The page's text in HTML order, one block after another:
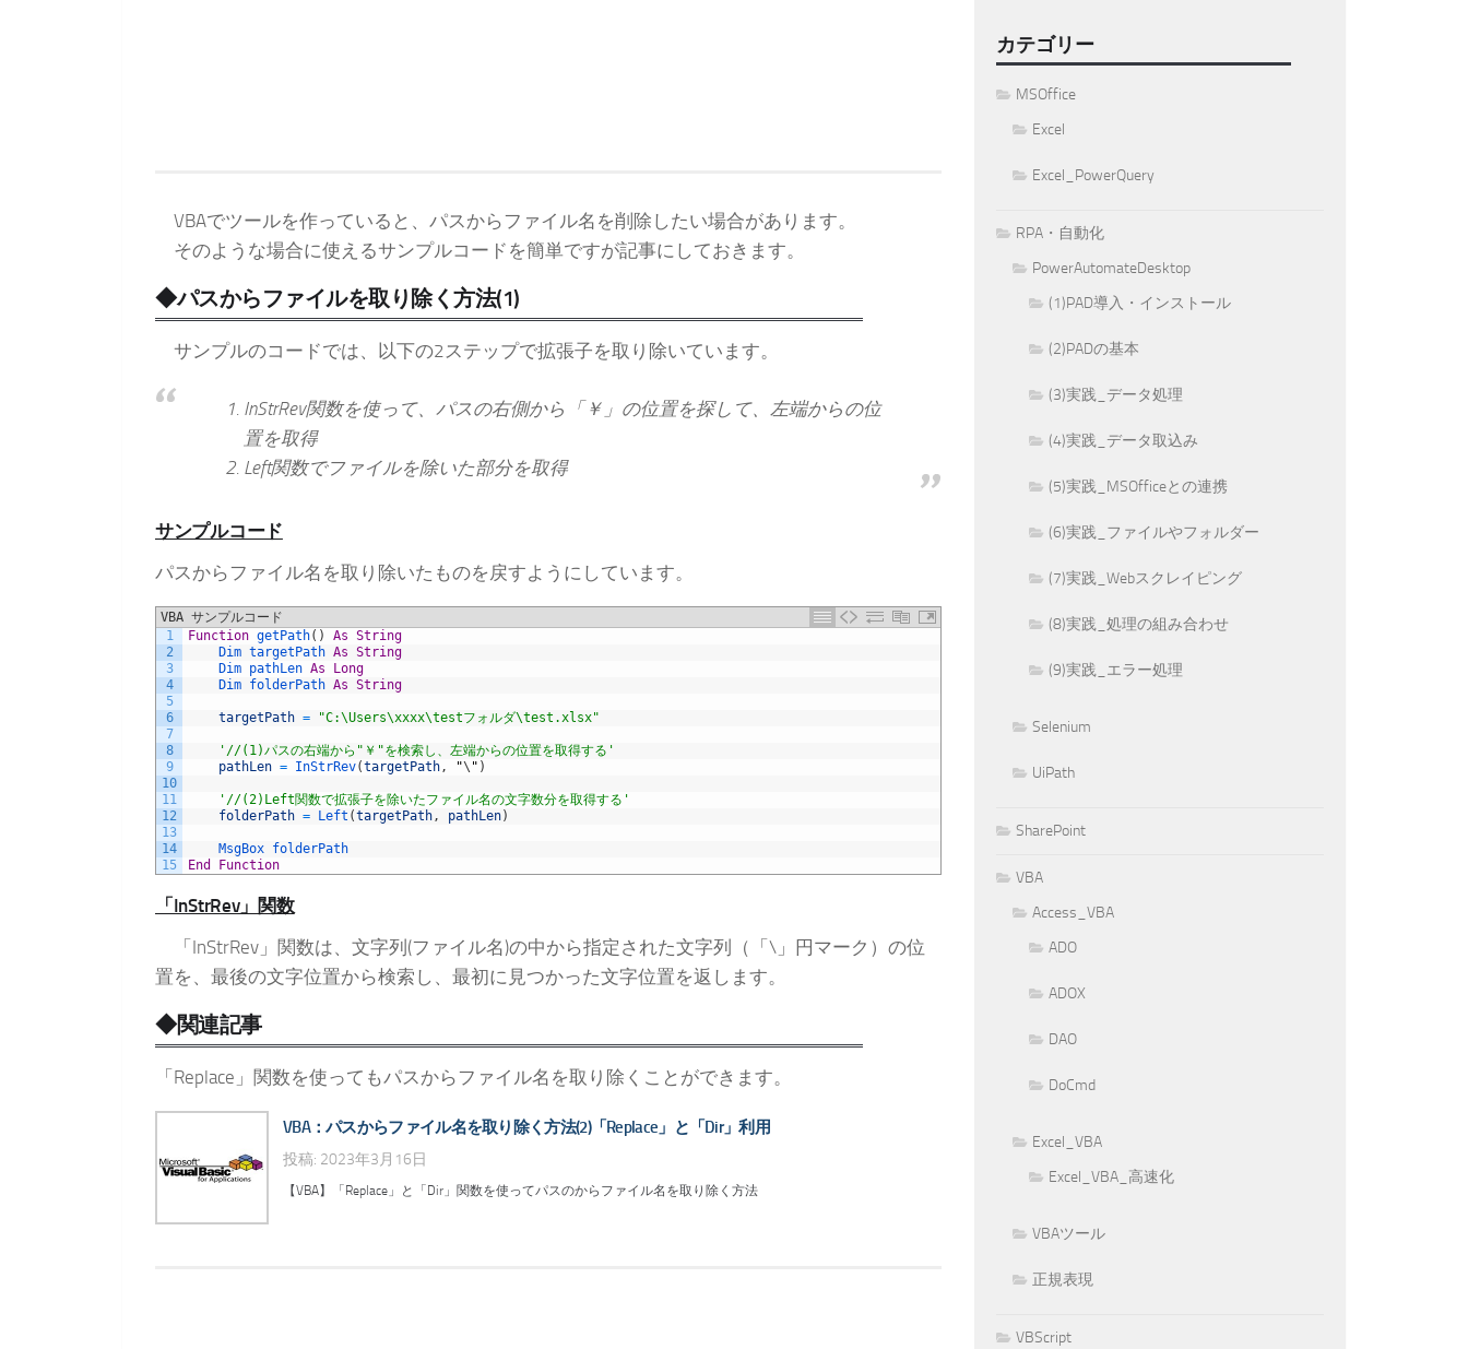
VBAでツールを作っていると、パスからファイル名を削除したい場合があります。
そのような場合に使えるサンプルコードを簡単ですが記事にしておきます。
◆パスからファイルを取り除く方法(1)
サンプルのコードでは、以下の2ステップで拡張子を取り除いています。
InStrRev関数を使って、パスの右側から「￥」の位置を探して、左端からの位
置を取得
Left関数でファイルを除いた部分を取得
サンプルコード
パスからファイル名を取り除いたものを戻すようにしています。
VBA サンプルコード
1
2
3
4
5
6
7
8
9
10
11
12
13
14
15
Function getPath( ) As String
Dim targetPath As String
Dim pathLen As
Long
Dim folderPath As String
targetPath = "C:\Users\xxxx\testフォルダ\test.xlsx"
'//(1)パスの右端から"￥"を検索し、左端からの位置を取得する'
pathLen = InStrRev(targetPath, "\ " )
'//(2)Left関数で拡張子を除いたファイル名の文字数分を取得する'
folderPath = Left (targetPath, pathLen)
MsgBox folderPath
End
Function
「InStrRev」関数
「InStrRev」関数は、文字列(ファイル名)の中から指定された文字列（「\」円マーク）の位
置を、最後の文字位置から検索し、最初に見つかった文字位置を返します。
◆関連記事
「Replace」関数を使ってもパスからファイル名を取り除くことができます。
VBA：パスからファイル名を取り除く方法(2)「Replace」と「Dir」利用
投稿: 2023年3月16日
【VBA】「Replace」と「Dir」関数を使ってパスのからファイル名を取り除く方法
カテゴリー
MSOffice
Excel
Excel_PowerQuery
RPA・自動化
PowerAutomateDesktop
(1)PAD導入・インストール
(2)PADの基本
(3)実践_データ処理
(4)実践_データ取込み
(5)実践_MSOfficeとの連携
(6)実践_ファイルやフォルダー
(7)実践_Webスクレイピング
(8)実践_処理の組み合わせ
(9)実践_エラー処理
Selenium
UiPath
SharePoint
VBA
Access_VBA
ADO
ADOX
DAO
DoCmd
Excel_VBA
Excel_VBA_高速化
VBAツール
正規表現
VBScript